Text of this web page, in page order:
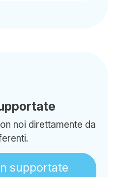
noi direttamente da
supportate